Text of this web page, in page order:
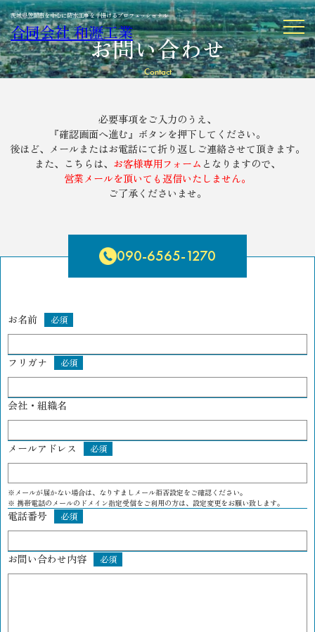
茨城県笠間市を中心に防水工事を手掛けるプロフェッショナル
合同会社 和瀝工業 MENU
お問い合わせ
Contact
必要事項をご入力のうえ、
『確認画面へ進む』ボタンを押下してください。
後ほど、メールまたはお電話にて折り返しご連絡させて頂きます。
また、こちらは、 お客様専用フォーム
営業メールを頂いても返信いたしません。
ご了承くださいませ。
090-6565-1270
お名前 必須
フリガナ 必須
会社・組織名
メールアドレス 必須
※メールが届かない場合は、なりすましメール拒否設定をご確認ください。
※ 携帯電話のメールのドメイン指定受信をご利用の方は、設定変更をお願い致します。
電話番号 必須
お問い合わせ内容 必須